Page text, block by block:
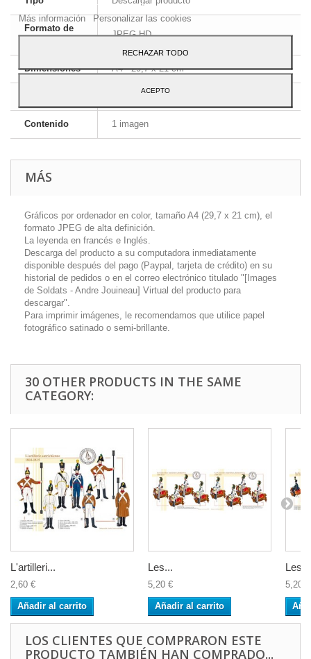
Formato de
JPEG HD
Dimensiones A4 - 29,7 x 21 cm
Inglés y francés
Contenido 1 imagen
MÁS
Gráficos por ordenador en color, tamaño A4 (29,7 x 21 cm), el
formato JPEG de alta definición.
La leyenda en francés e Inglés.
Descarga del producto a su computadora inmediatamente
disponible después del pago (Paypal, tarjeta de crédito) en su
historial de pedidos o en el correo electrónico titulado "[Images
de Soldats - Andre Jouineau] Virtual del producto para
descargar".
Para imprimir imágenes, le recomendamos que utilice papel
fotográfico satinado o semi-brillante.
30 OTHER PRODUCTS IN THE SAME
CATEGORY:
L'artilleri...
2,60 €
Añadir al carrito
Les...
5,20 €
Añadir al carrito
Les...
5,20 €
LOS CLIENTES QUE COMPRARON ESTE
PRODUCTO TAMBIÉN HAN COMPRADO...
Para dar su consentimiento sobre su uso pulse el botón Acepto.
Más información Personalizar las cookies
RECHAZAR TODO
ACEPTO